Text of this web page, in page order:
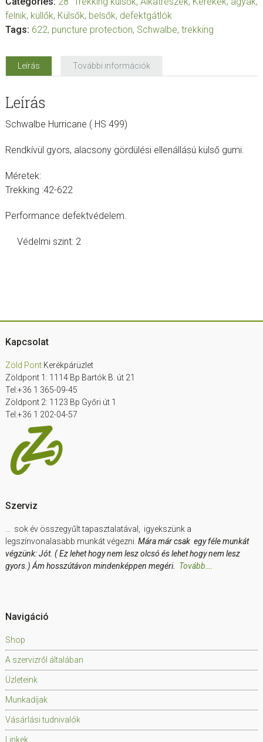
felnik, küllők, Külsők, belsők, defektgátlók
Tags: 622, puncture protection, Schwalbe, trekking
Leírás További információk
Leírás
Schwalbe Hurricane ( HS 499)
Rendkívül gyors, alacsony gördülési ellenállású külső gumi.
Méretek:
Trekking :42-622
Performance defektvédelem.
Védelmi szint: 2
Footer
Kapcsolat
Zöld PontKerékpárüzlet
Zöldpont 1: 1114 Bp Bartók B. út 21
Tel:+36 1 365-09-45
Zöldpont 2: 1123 Bp Győri út 1
Tel:+36 1 202-04-57
Szerviz
… sok év összegyűlt tapasztalatával, igyekszünk a
legszínvonalasabb munkát végezni. Mára már csak egy féle munkát
végzünk: Jót. ( Ez lehet hogy nem lesz olcsó és lehet hogy nem lesz
gyors.) Ám hosszútávon mindenképpen megéri. Tovább….
Navigáció
Shop
A szervizről általában
Üzleteink
Munkadíjak
Vásárlási tudnivalók
Linkek